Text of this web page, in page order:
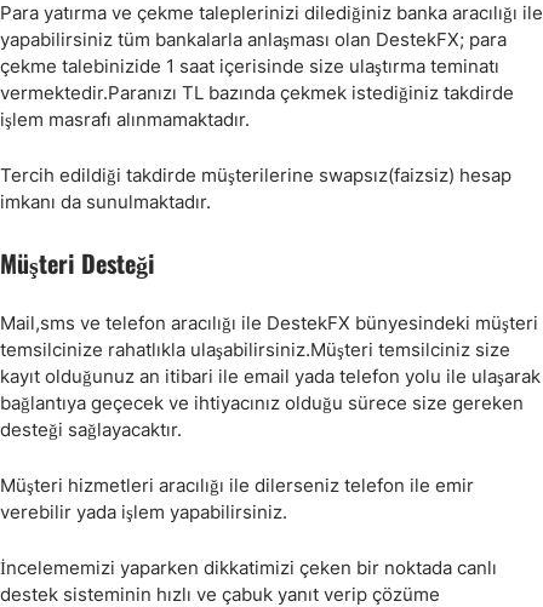
Para yatırma ve çekme taleplerinizi dilediğiniz banka aracılığı ile
yapabilirsiniz tüm bankalarla anlaşması olan DestekFX; para
çekme talebinizide 1 saat içerisinde size ulaştırma teminatı
vermektedir.Paranızı TL bazında çekmek istediğiniz takdirde
işlem masrafı alınmamaktadır.
Tercih edildiği takdirde müşterilerine swapsız(faizsiz) hesap
imkanı da sunulmaktadır.
Müşteri Desteği
Mail,sms ve telefon aracılığı ile DestekFX bünyesindeki müşteri
temsilcinize rahatlıkla ulaşabilirsiniz.Müşteri temsilciniz size
kayıt olduğunuz an itibari ile email yada telefon yolu ile ulaşarak
bağlantıya geçecek ve ihtiyacınız olduğu sürece size gereken
desteği sağlayacaktır.
Müşteri hizmetleri aracılığı ile dilerseniz telefon ile emir
verebilir yada işlem yapabilirsiniz.
İncelememizi yaparken dikkatimizi çeken bir noktada canlı
destek sisteminin hızlı ve çabuk yanıt verip çözüme